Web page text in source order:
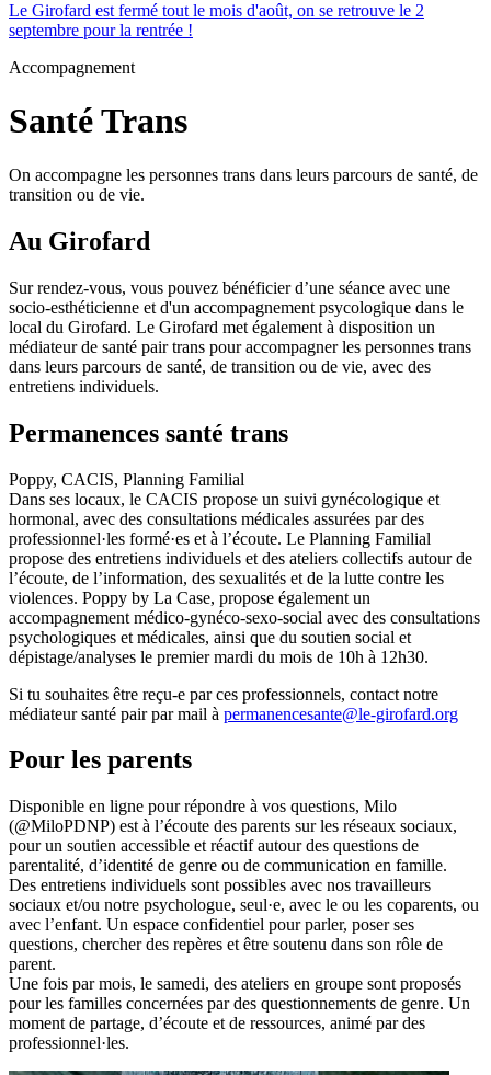
Le Girofard est fermé tout le mois d'août, on se retrouve le 2
septembre pour la rentrée !
Accompagnement
Santé Trans
On accompagne les personnes trans dans leurs parcours de santé, de
transition ou de vie.
Au Girofard
Sur rendez-vous, vous pouvez bénéficier d’une séance avec une
socio-esthéticienne et d'un accompagnement psycologique dans le
local du Girofard. Le Girofard met également à disposition un
médiateur de santé pair trans pour accompagner les personnes trans
dans leurs parcours de santé, de transition ou de vie, avec des
entretiens individuels.
Permanences santé trans
Poppy, CACIS, Planning Familial
Dans ses locaux, le CACIS propose un suivi gynécologique et
hormonal, avec des consultations médicales assurées par des
professionnel·les formé·es et à l’écoute. Le Planning Familial
propose des entretiens individuels et des ateliers collectifs autour de
l’écoute, de l’information, des sexualités et de la lutte contre les
violences. Poppy by La Case, propose également un
accompagnement médico-gynéco-sexo-social avec des consultations
psychologiques et médicales, ainsi que du soutien social et
dépistage/analyses le premier mardi du mois de 10h à 12h30.
Si tu souhaites être reçu-e par ces professionnels, contact notre
médiateur santé pair par mail à permanencesante@le-girofard.org
Pour les parents
Disponible en ligne pour répondre à vos questions, Milo
(@MiloPDNP) est à l’écoute des parents sur les réseaux sociaux,
pour un soutien accessible et réactif autour des questions de
parentalité, d’identité de genre ou de communication en famille.
Des entretiens individuels sont possibles avec nos travailleurs
sociaux et/ou notre psychologue, seul·e, avec le ou les coparents, ou
avec l’enfant. Un espace confidentiel pour parler, poser ses
questions, chercher des repères et être soutenu dans son rôle de
parent.
Une fois par mois, le samedi, des ateliers en groupe sont proposés
pour les familles concernées par des questionnements de genre. Un
moment de partage, d’écoute et de ressources, animé par des
professionnel·les.